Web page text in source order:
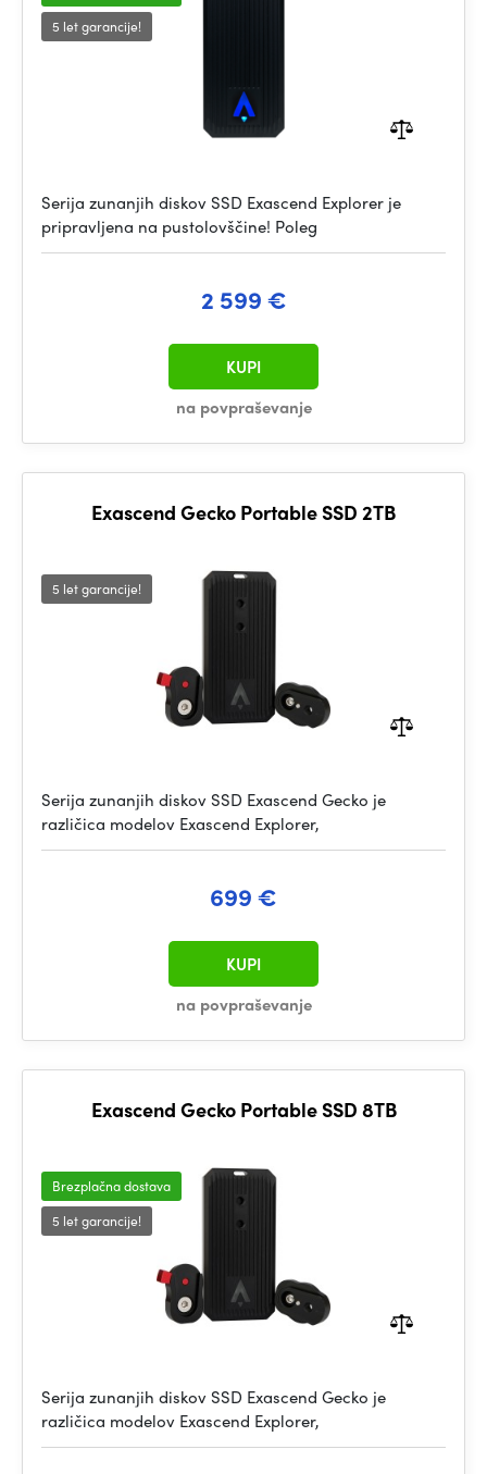
5 let garancije!
Serija zunanjih diskov SSD Exascend Explorer je
pripravljena na pustolovščine! Poleg
2 599 €
na povpraševanje
KUPI
Exascend Gecko Portable SSD 2TB
5 let garancije!
Serija zunanjih diskov SSD Exascend Gecko je
različica modelov Exascend Explorer,
699 €
na povpraševanje
KUPI
Exascend Gecko Portable SSD 8TB
Brezplačna dostava
5 let garancije!
Serija zunanjih diskov SSD Exascend Gecko je
različica modelov Exascend Explorer,